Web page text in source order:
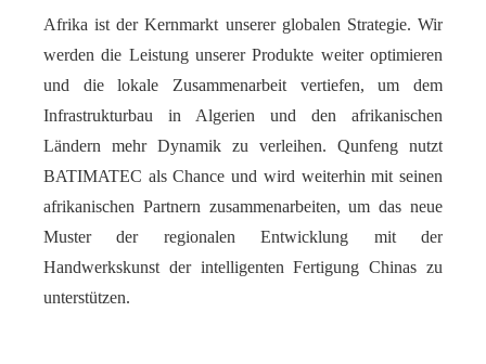
Afrika ist der Kernmarkt unserer globalen Strategie. Wir
werden die Leistung unserer Produkte weiter optimieren
und die lokale Zusammenarbeit vertiefen, um dem
Infrastrukturbau in Algerien und den afrikanischen
Ländern mehr Dynamik zu verleihen. Qunfeng nutzt
BATIMATEC als Chance und wird weiterhin mit seinen
afrikanischen Partnern zusammenarbeiten, um das neue
Muster der regionalen Entwicklung mit der
Handwerkskunst der intelligenten Fertigung Chinas zu
unterstützen.